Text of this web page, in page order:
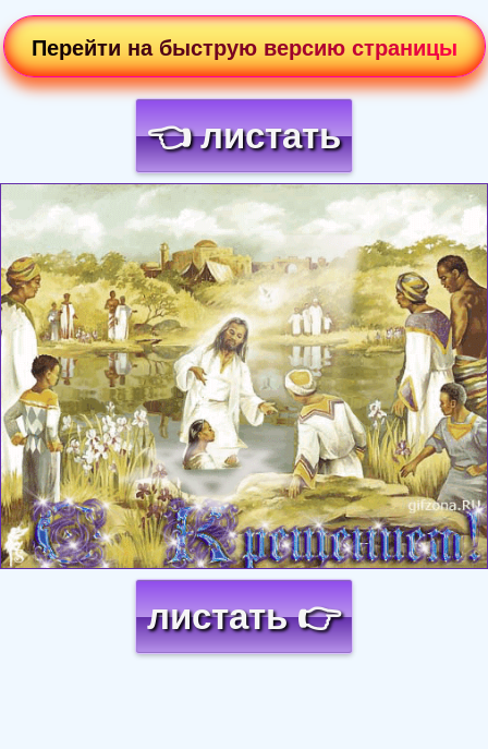
Перейти на быструю версию страницы
👈 листать
Загрузка картинки...
листать 👉